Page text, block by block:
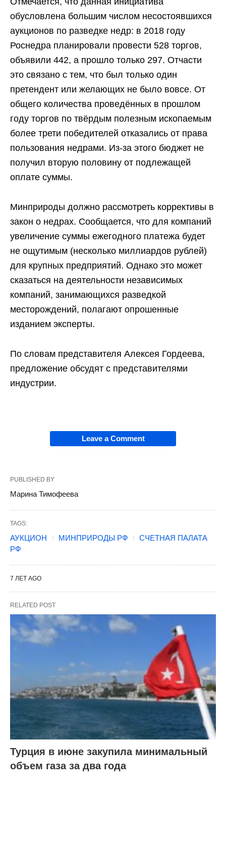
обусловлена большим числом несостоявшихся
аукционов по разведке недр: в 2018 году
Роснедра планировали провести 528 торгов,
объявили 442, а прошло только 297. Отчасти
это связано с тем, что был только один
претендент или желающих не было вовсе. От
общего количества проведённых в прошлом
году торгов по твёрдым полезным ископаемым
более трети победителей отказались от права
пользования недрами. Из-за этого бюджет не
получил вторую половину от подлежащей
оплате суммы.
Минприроды должно рассмотреть коррективы в
закон о недрах. Сообщается, что для компаний
увеличение суммы ежегодного платежа будет
не ощутимым (несколько миллиардов рублей)
для крупных предприятий. Однако это может
сказаться на деятельности независимых
компаний, занимающихся разведкой
месторождений, полагают опрошенные
изданием эксперты.
По словам представителя Алексея Гордеева,
предложение обсудят с представителями
индустрии.
Leave a Comment
PUBLISHED BY
Марина Тимофеева
TAGS:
АУКЦИОН МИНПРИРОДЫ РФ
СЧЕТНАЯ ПАЛАТА
РФ
7 ЛЕТ AGO
RELATED POST
Турция в июне закупила минимальный
объем газа за два года